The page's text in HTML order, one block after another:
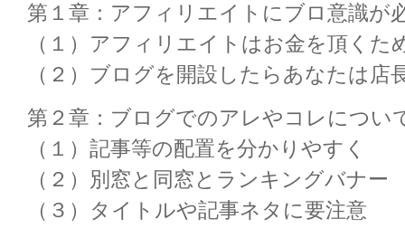
第１章：アフィリエイトにブロ意識が
（１）アフィリエイトはお金を頂く
（２）ブログを開設したらあなたは店
第２章：ブログでのアレやコレについ
（１）記事等の配置を分かりやすく
（２）別窓と同窓とランキングバナー
（３）タイトルや記事ネタに要注意